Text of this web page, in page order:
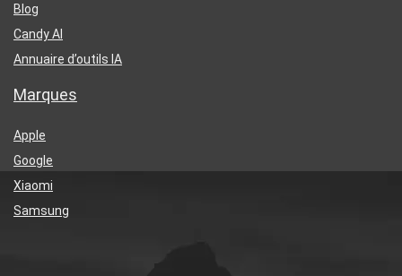
Blog
Candy AI
Annuaire d’outils IA
Marques
Apple
Google
Xiaomi
Samsung